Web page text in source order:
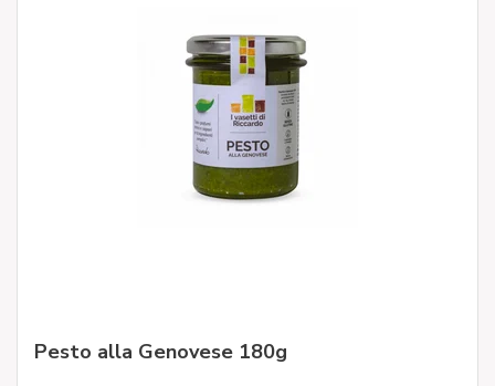
Pesto alla Genovese 180g